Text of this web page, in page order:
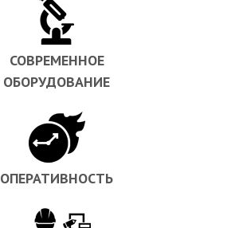
СОВРЕМЕННОЕ
ОБОРУДОВАНИЕ
ОПЕРАТИВНОСТЬ